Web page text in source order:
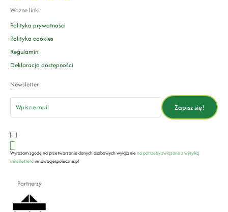
Ważne linki
Polityka prywatności
Polityka cookies
Regulamin
Deklaracja dostępności
Newsletter
email
Zapisz się!
Wyrażam zgodę na przetwarzanie danych osobowych wyłączniena potrzeby związane z wysyłką
newsletterainnowacjespoleczne.pl
Partnerzy